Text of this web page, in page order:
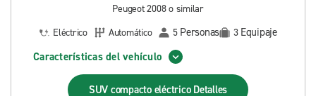
Peugeot 2008 o similar
Eléctrico
Automático 5 Personas 3 Equipaje
Características del vehículo
SUV compacto eléctrico Detalles